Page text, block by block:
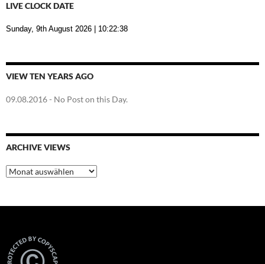
LIVE CLOCK DATE
Sunday, 9th August 2026 | 10:22:39
VIEW TEN YEARS AGO
09.08.2016- No Post on this Day.
ARCHIVE VIEWS
Archive
Views